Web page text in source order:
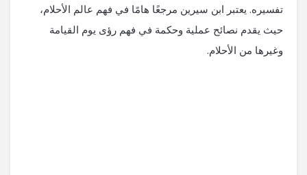
تفسيره. يعتبر ابن سيرين مرجعًا هامًا في فهم عالم الأحلام،
حيث يقدم نصائح عملية وحكمة في فهم رؤى يوم القيامة
وغيرها من الأحلام.